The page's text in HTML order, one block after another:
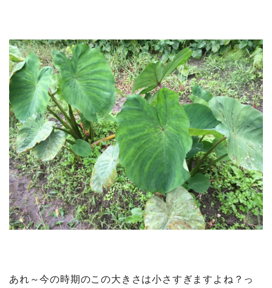
あれ～今の時期のこの大きさは小さすぎますよね？っ